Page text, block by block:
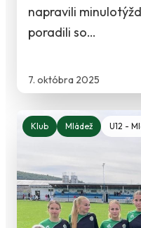
7. októbra 2025
napravili
poradili so…
Klub Mládež U12 -